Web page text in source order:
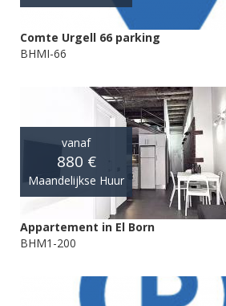
Comte Urgell 66 parking
BHMI-66
vanaf
880 €
Maandelijkse Huur
Appartement in El Born
BHM1-200